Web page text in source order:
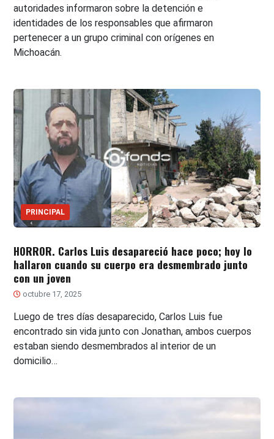
autoridades informaron sobre la detención e
identidades de los responsables que afirmaron
pertenecer a un grupo criminal con orígenes en
Michoacán.
PRINCIPAL
HORROR. Carlos Luis desapareció hace poco; hoy lo
hallaron cuando su cuerpo era desmembrado junto
con un joven
octubre 17, 2025
Luego de tres días desaparecido, Carlos Luis fue
encontrado sin vida junto con Jonathan, ambos cuerpos
estaban siendo desmembrados al interior de un
domicilio…